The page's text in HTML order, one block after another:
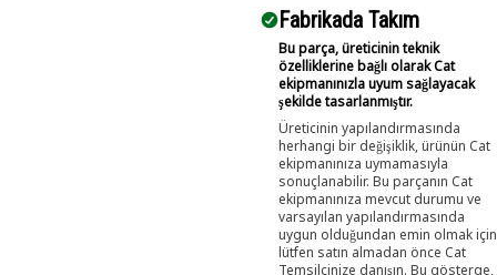
Fabrikada Takım
Bu parça, üreticinin teknik
özelliklerine bağlı olarak Cat
ekipmanınızla uyum sağlayacak
şekilde tasarlanmıştır.
Üreticinin yapılandırmasında
herhangi bir değişiklik, ürünün Cat
ekipmanınıza uymamasıyla
sonuçlanabilir. Bu parçanın Cat
ekipmanınıza mevcut durumu ve
varsayılan yapılandırmasında
uygun olduğundan emin olmak için
lütfen satın almadan önce Cat
Temsilcinize danışın. Bu gösterge,